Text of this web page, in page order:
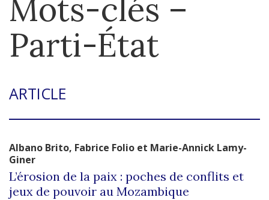
Mots-clés –
Parti-État
ARTICLE
Albano Brito, Fabrice Folio et Marie-Annick Lamy-
Giner
L’érosion de la paix : poches de conflits et
jeux de pouvoir au Mozambique